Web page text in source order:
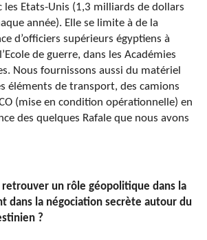
les Etats-Unis (1,3 milliards de dollars
année). Elle se limite à de la
d’officiers supérieurs égyptiens à
de guerre, dans les Académies
Nous fournissons aussi du matériel
éléments de transport, des camions
(mise en condition opérationnelle) en
des quelques Rafale que nous avons
retrouver un rôle géopolitique dans la
dans la négociation secrète autour du
?